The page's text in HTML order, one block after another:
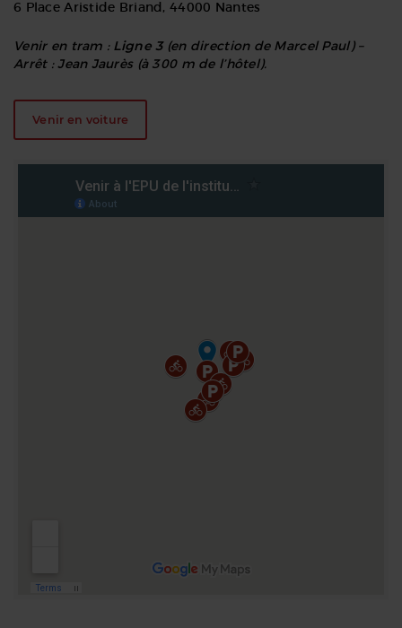
6 Place Aristide Briand, 44000 Nantes
Venir en tram : Ligne 3 (en direction de Marcel Paul) –
Arrêt : Jean Jaurès (à 300 m de l’hôtel).
Venir en voiture